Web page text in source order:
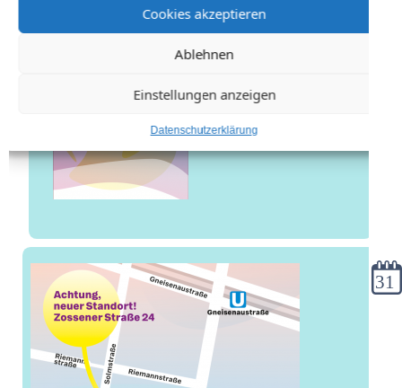
Cookies akzeptieren
Ablehnen
Einstellungen anzeigen
Datenschutzerklärung